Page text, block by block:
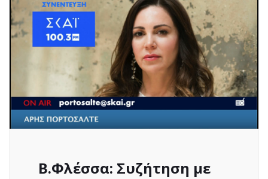
Β.Φλέσσα: Συζήτηση με